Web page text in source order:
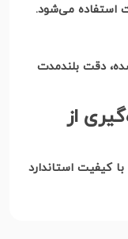
استفاده می‌شود.
دقت بلندمدت
از
با کیفیت استاندارد